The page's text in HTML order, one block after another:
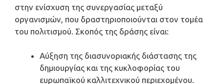
στην ενίσχυση της συνεργασίας μεταξύ
οργανισμών, που δραστηριοποιούνται στον τομέα
του πολιτισμού. Σκοπός της δράσης είναι:
Αύξηση της διασυνοριακής διάστασης της
δημιουργίας και της κυκλοφορίας του
ευρωπαϊκού καλλιτεχνικού περιεχομένου.